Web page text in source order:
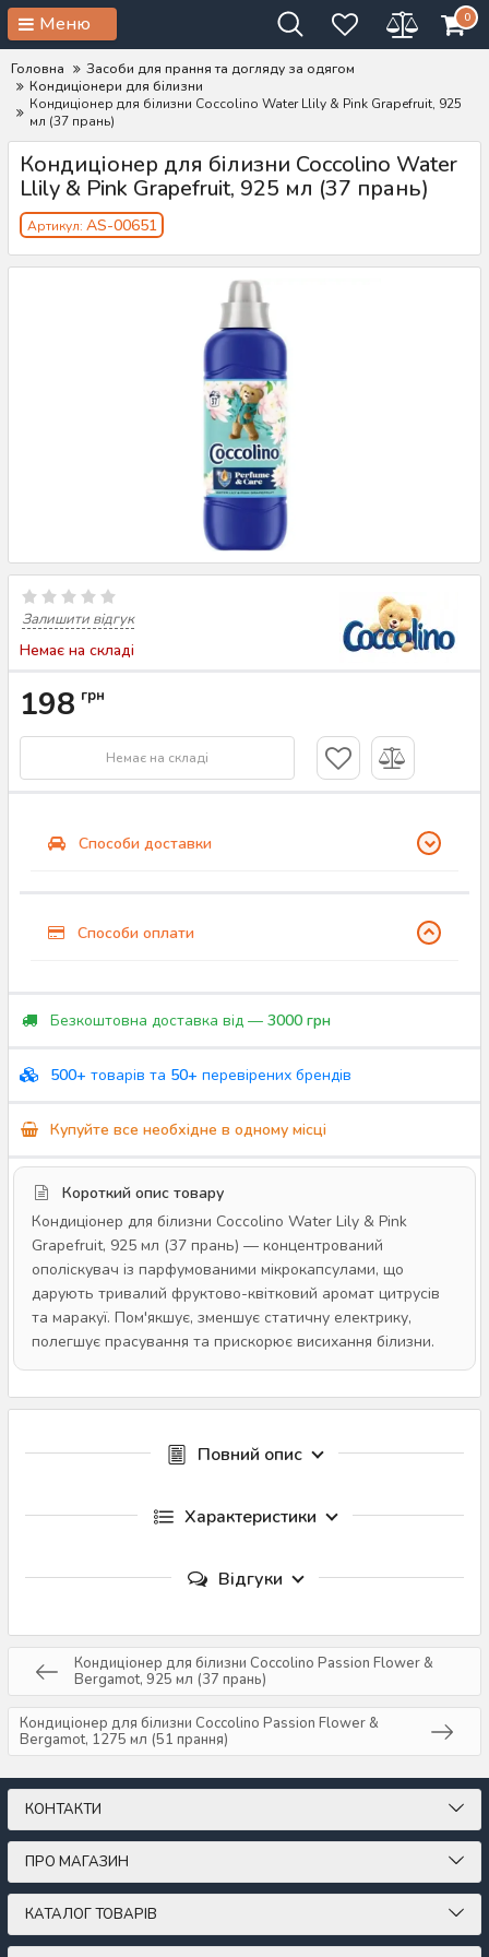
Меню 0
Головна
Засоби для прання та догляду за одягом
Кондиціонери для білизни
Кондиціонер для білизни Coccolino Water Llily & Pink Grapefruit, 925
мл (37 прань)
Кондиціонер для білизни Coccolino Water
Llily & Pink Grapefruit, 925 мл (37 прань)
Артикул: AS-00651
Залишити відгук
Немає на складі
198 грн
Немає на складі
Способи доставки
Способи оплати
Безкоштовна доставка від — 3000 грн
500+ товарів та 50+ перевірених брендів
Купуйте все необхідне в одному місці
Короткий опис товару
Кондиціонер для білизни Coccolino Water Lily & Pink
Grapefruit, 925 мл (37 прань) — концентрований
ополіскувач із парфумованими мікрокапсулами, що
дарують тривалий фруктово-квітковий аромат цитрусів
та маракуї. Пом'якшує, зменшує статичну електрику,
полегшує прасування та прискорює висихання білизни.
Повний опис
Характеристики
Відгуки
Кондиціонер для білизни Coccolino Passion Flower &
Bergamot, 925 мл (37 прань)
Кондиціонер для білизни Coccolino Passion Flower &
Bergamot, 1275 мл (51 прання)
КОНТАКТИ
ПРО МАГАЗИН
КАТАЛОГ ТОВАРІВ